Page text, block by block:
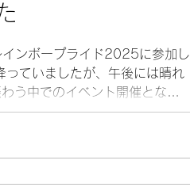
ンボープライド2025に参加し
っていましたが、午後には晴れ
う中でのイベント開催となり
「労務相談：誰もが働きやす